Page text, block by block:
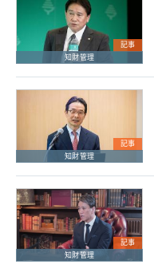
記事
知財管理
記事
知財管理
記事
知財管理